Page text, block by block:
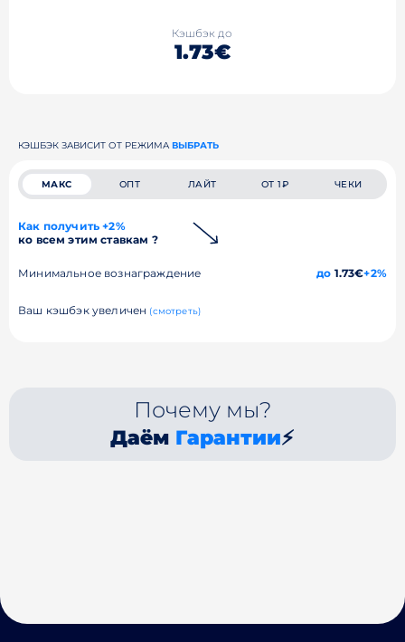
Кэшбэк до
1.73€
КЭШБЭК ЗАВИСИТ ОТ РЕЖИМА ВЫБРАТЬ
МАКС ОПТ ЛАЙТ ОТ 1₽ ЧЕКИ
Как получить +2%
ко всем этим ставкам ?
Минимальное вознаграждение до 1.73€+2%
Ваш кэшбэк увеличен (смотреть)
Почему мы?
Даём Гарантии⚡